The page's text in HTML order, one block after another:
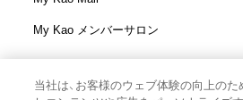
My Kao メンバーサロン
当社は、お客様のウェブ体験の向上のた